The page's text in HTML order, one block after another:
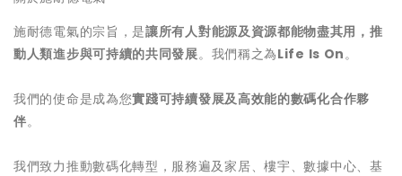
施耐德電氣的宗旨，是讓所有人對能源及資源都能物盡其用，推
動人類進步與可持續的共同發展。我們稱之為Life Is On。
我們的使命是成為您實踐可持續發展及高效能的數碼化合作夥
伴。
我們致力推動數碼化轉型，服務遍及家居、樓宇、數據中心、基